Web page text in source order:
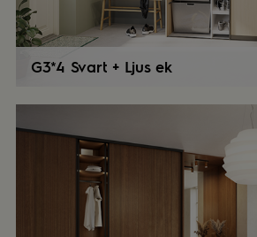
G3*4 Svart + Ljus ek